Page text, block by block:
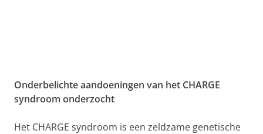
Onderbelichte aandoeningen van het CHARGE
syndroom onderzocht
Het CHARGE syndroom is een zeldzame genetische